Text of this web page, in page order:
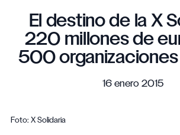
El destino de la X
220 millones de
500
16 enero 2015
Foto: X Solidaria